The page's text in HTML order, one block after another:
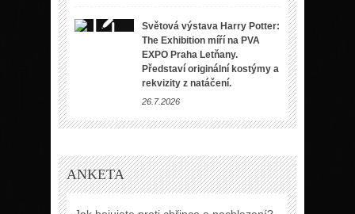
Světová výstava Harry Potter:
The Exhibition míří na PVA
EXPO Praha Letňany.
Představí originální kostýmy a
rekvizity z natáčení.
26.7.2026
ANKETA